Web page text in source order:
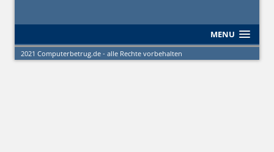
MENU
2021 Computerbetrug.de - alle Rechte vorbehalten